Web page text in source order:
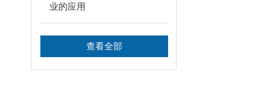
业的应用
查看全部